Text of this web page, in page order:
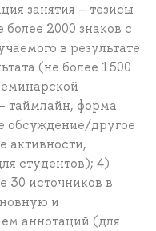
занятия – тезисы
2000 знаков с
в результате
(не более 1500
таймлайн, форма
обсуждение/другое
активности,
студентов); 4)
30 источников в
и
аннотаций (для